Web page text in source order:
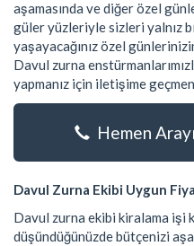
aşamasında ve diğer özel
güler yüzleriyle sizleri yalnız
yaşayacağınız özel
Davul zurna
yapmanız için iletişime
Hemen
Davul Zurna Ekibi Uygun
Davul zurna ekibi kiralama işi
düşündüğünüzde bütçenizi